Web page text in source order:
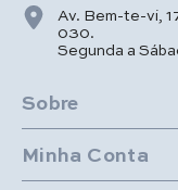
Av. Bem-te-vi,
030.
Segunda a
Sobre
Minha Conta